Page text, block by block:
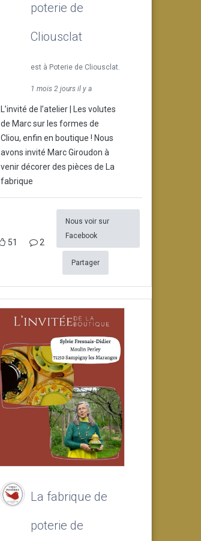
poterie de
Cliousclat
est à Poterie de Cliousclat.
1 mois 2 jours il y a
L’invité de l’atelier | Les volutes
de Marc sur les formes de
Cliou, enfin en boutique ! Nous
avons invité Marc Giroudon à
venir décorer des pièces de La
fabrique
51 2
Nous voir sur
Facebook
Partager
La fabrique de
poterie de